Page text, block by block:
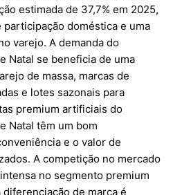
estimada de 37,7% em 2025,
doméstica e uma
varejo. A demanda do
Natal se beneficia de uma
de massa, marcas de
e lotes sazonais para
premium artificiais do
Natal têm um bom
e o valor de
A competição no mercado
no segmento premium
de marca é